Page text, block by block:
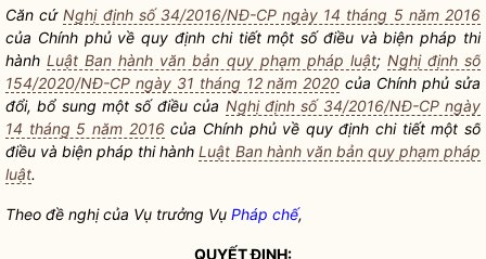
Căn cứNghị định số 34/2016/NĐ-CP ngày 14 tháng 5 năm 2016
của Chính phủ về quy định chi tiết một số điều và biện pháp thi
hànhLuật Ban hành văn bản quy phạm pháp luật; Nghị định số
154/2020/NĐ-CP ngày 31 tháng 12 năm 2020 của Chính phủ sửa
đổi, bổ sung một số điều của Nghị định số 34/2016/NĐ-CP ngày
14 tháng 5 năm 2016của Chính phủ về quy định chi tiết một số
điều và biện pháp thi hànhLuật Ban hành văn bản quy phạm pháp
luật.
Theo đề nghị của Vụ trưởng Vụ Pháp chế,
QUYẾT ĐỊNH: